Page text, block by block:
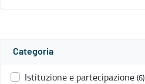
Categoria
Istituzione e partecipazione (6)